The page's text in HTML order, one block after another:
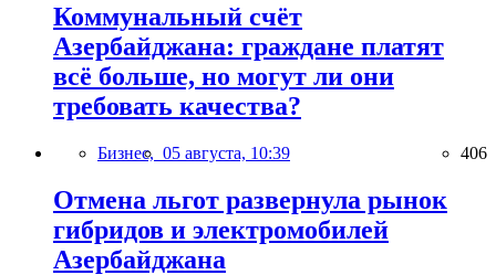
Коммунальный счёт
Азербайджана: граждане платят
всё больше, но могут ли они
требовать качества?
Бизнес, 05 августа, 10:39 406
Отмена льгот развернула рынок
гибридов и электромобилей
Азербайджана